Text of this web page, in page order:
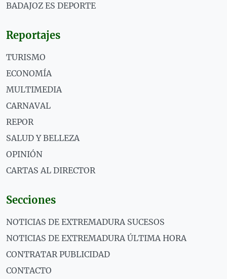
BADAJOZ ES DEPORTE
Reportajes
TURISMO
ECONOMÍA
MULTIMEDIA
CARNAVAL
REPOR
SALUD Y BELLEZA
OPINIÓN
CARTAS AL DIRECTOR
Secciones
NOTICIAS DE EXTREMADURA SUCESOS
NOTICIAS DE EXTREMADURA ÚLTIMA HORA
CONTRATAR PUBLICIDAD
CONTACTO